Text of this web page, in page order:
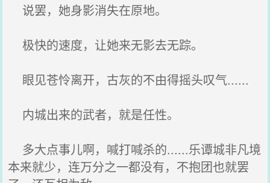
说罢，她身影消失在原地。
极快的速度，让她来无影去无踪。
眼见苍怜离开，古灰的不由得摇头叹气......
内城出来的武者，就是任性。
多大点事儿啊，喊打喊杀的......乐谭城非凡境
本来就少，连万分之一都没有，不抱团也就罢